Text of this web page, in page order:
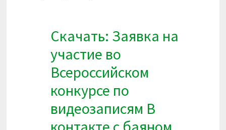
Скачать: Заявка на
участие во
Всероссийском
конкурсе по
видеозаписям В